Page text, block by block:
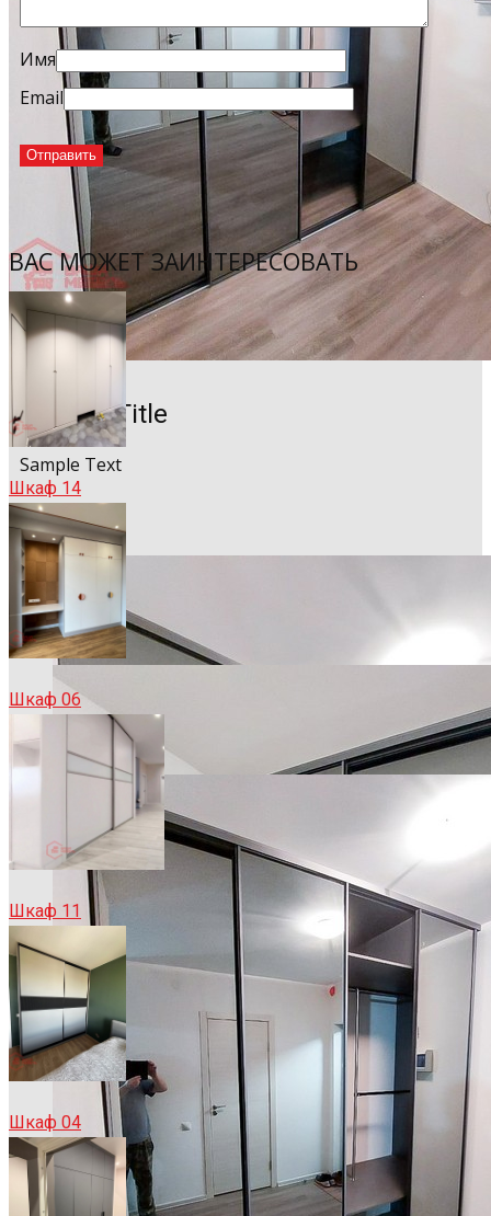
Sample Title
Sample Text
Имя
Email
ВАС МОЖЕТ ЗАИНТЕРЕСОВАТЬ
Шкаф 14
Шкаф 06
Шкаф 11
Шкаф 04